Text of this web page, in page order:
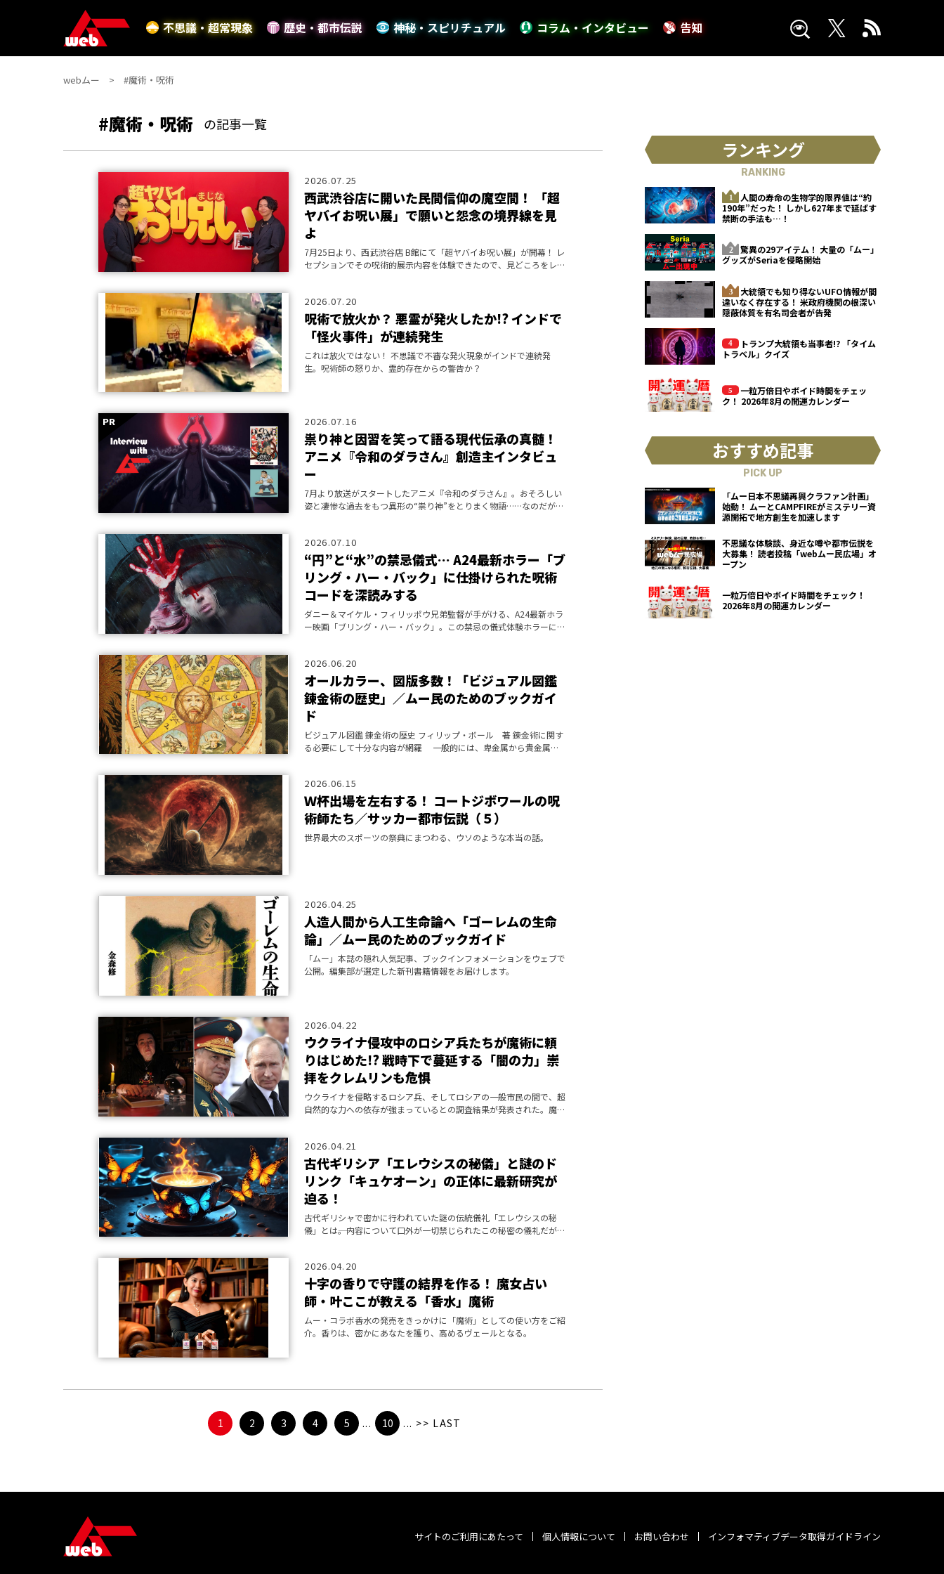
不思議・超常現象 歴史・都市伝説 神秘・スピリチュアル コラム・インタビュー 告知
webムー #魔術・呪術
#魔術・呪術 の記事一覧
2026.07.25
西武渋谷店に開いた民間信仰の魔空間！ 「超
ヤバイお呪い展」で願いと怨念の境界線を見
よ
7月25日より、西武渋谷店 B館にて「超ヤバイお呪い展」が開幕！ レ
セプションでその呪術的展示内容を体験できたので、見どころをレポ
2026.07.20
呪術で放火か？ 悪霊が発火したか!? インドで
「怪火事件」が連続発生
これは放火ではない！ 不思議で不審な発火現象がインドで連続発
生。呪術師の怒りか、霊的存在からの警告か？
2026.07.16
祟り神と因習を笑って語る現代伝承の真髄！
アニメ『令和のダラさん』創造主インタビュ
ー
7月より放送がスタートしたアニメ『令和のダラさん』。おそろしい
姿と凄惨な過去をもつ異形の“祟り神”をとりまく物語……なのだが、
2026.07.10
“円”と“水”の禁忌儀式… A24最新ホラー「ブ
リング・ハー・バック」に仕掛けられた呪術
コードを深読みする
ダニー＆マイケル・フィリッポウ兄弟監督が手がける、A24最新ホラ
ー映画「ブリング・ハー・バック」。この禁忌の儀式体験ホラーに仕
2026.06.20
オールカラー、図版多数！「ビジュアル図鑑
錬金術の歴史」／ムー民のためのブックガイ
ド
ビジュアル図鑑 錬金術の歴史 フィリップ・ボール 著 錬金術に関す
る必要にして十分な内容が網羅 一般的には、卑金属から貴金属
2026.06.15
Ｗ杯出場を左右する！ コートジボワールの呪
術師たち／サッカー都市伝説（５）
世界最大のスポーツの祭典にまつわる、ウソのような本当の話。
2026.04.25
人造人間から人工生命論へ「ゴーレムの生命
論」／ムー民のためのブックガイド
「ムー」本誌の隠れ人気記事、ブックインフォメーションをウェブで
公開。編集部が選定した新刊書籍情報をお届けします。
2026.04.22
ウクライナ侵攻中のロシア兵たちが魔術に頼
りはじめた!? 戦時下で蔓延する「闇の力」崇
拝をクレムリンも危惧
ウクライナを侵略するロシア兵、そしてロシアの一般市民の間で、超
自然的な力への依存が強まっているとの調査結果が発表された。魔
2026.04.21
古代ギリシア「エレウシスの秘儀」と謎のド
リンク「キュケオーン」の正体に最新研究が
迫る！
古代ギリシャで密かに行われていた謎の伝統儀礼「エレウシスの秘
儀」とは――。内容について口外が一切禁じられたこの秘密の儀礼だが、
2026.04.20
十字の香りで守護の結界を作る！ 魔女占い
師・叶ここが教える「香水」魔術
ムー・コラボ香水の発売をきっかけに「魔術」としての使い方をご紹
介。香りは、密かにあなたを護り、高めるヴェールとなる。
1 2 3 4 5 ... 10 ... >> LAST
ランキング
RANKING
人間の寿命の生物学的限界値は“約
190年”だった！ しかし627年まで延ばす
禁断の手法も…！
驚異の29アイテム！ 大量の「ムー」
グッズがSeriaを侵略開始
大統領でも知り得ないUFO情報が間
違いなく存在する！ 米政府機関の根深い
隠蔽体質を有名司会者が告発
トランプ大統領も当事者!? 「タイム
トラベル」クイズ
一粒万倍日やボイド時間をチェッ
ク！ 2026年8月の開運カレンダー
おすすめ記事
PICK UP
「ムー日本不思議再興クラファン計画」
始動！ ムーとCAMPFIREがミステリー資
源開拓で地方創生を加速します
不思議な体験談、身近な噂や都市伝説を
大募集！ 読者投稿「webムー民広場」オ
ープン
一粒万倍日やボイド時間をチェック！
2026年8月の開運カレンダー
サイトのご利用にあたって 個人情報について お問い合わせ インフォマティブデータ取得ガイドライン